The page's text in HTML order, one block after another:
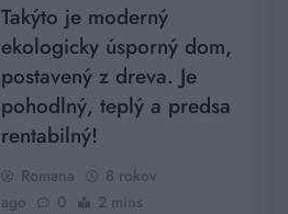
Takýto je moderný
ekologicky úsporný dom,
postavený z dreva. Je
pohodlný, teplý a predsa
rentabilný!
Romana
8 rokov
ago
0 2 mins